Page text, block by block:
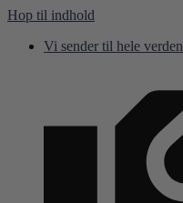
Hop til indhold
Vi sender til hele verden